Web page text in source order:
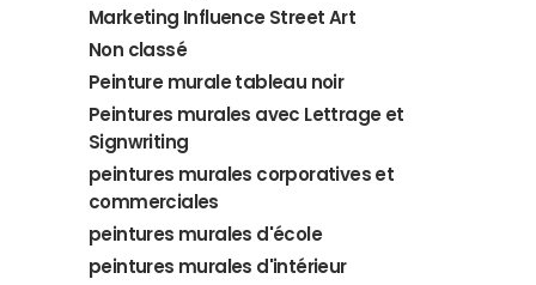
Marketing Influence Street Art
Non classé
Peinture murale tableau noir
Peintures murales avec Lettrage et
Signwriting
peintures murales corporatives et
commerciales
peintures murales d'école
peintures murales d'intérieur